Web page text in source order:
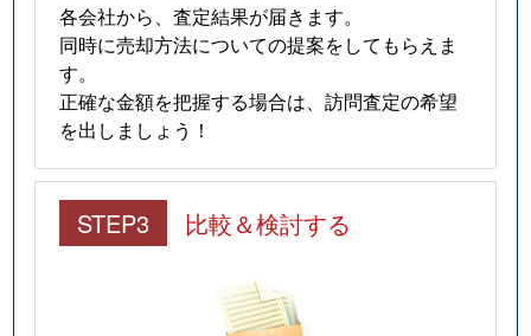
各会社から、査定結果が届きます。
同時に売却方法についての提案をしてもらえま
す。
正確な金額を把握する場合は、訪問査定の希望
を出しましょう！
STEP3 比較＆検討する